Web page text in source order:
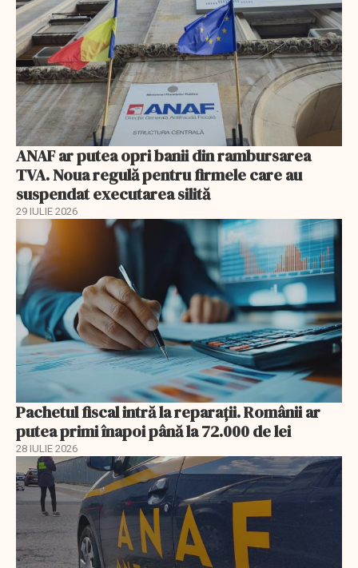
ANAF ar putea opri banii din rambursarea
TVA. Noua regulă pentru firmele care au
suspendat executarea silită
29 IULIE 2026
Pachetul fiscal intră la reparații. Românii ar
putea primi înapoi până la 72.000 de lei
28 IULIE 2026